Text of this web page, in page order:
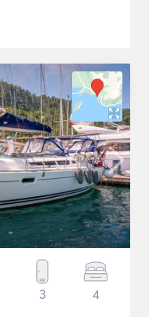
3 4